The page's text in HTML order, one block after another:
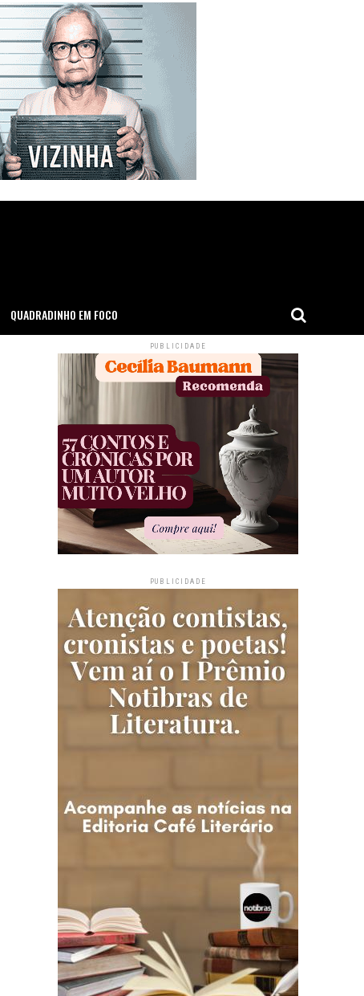
QUADRADINHO EM FOCO
PUBLICIDADE
PUBLICIDADE